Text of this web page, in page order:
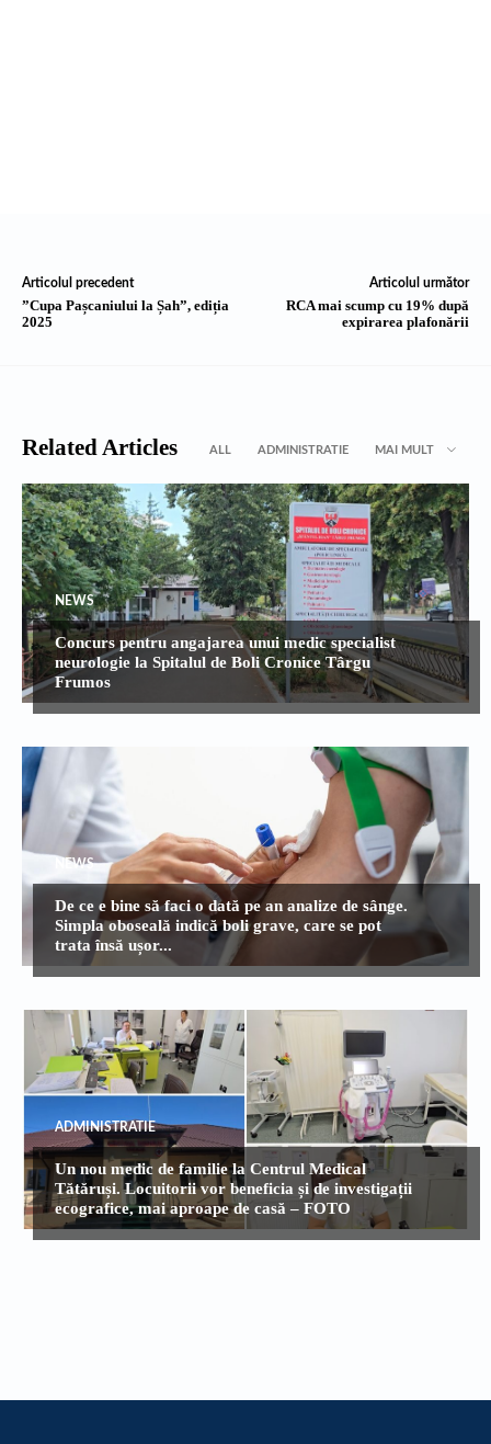
Articolul precedent
”Cupa Pașcaniului la Șah”, ediția
2025
Articolul următor
RCA mai scump cu 19% după
expirarea plafonării
Related Articles ALL ADMINISTRATIE MAI MULT
NEWS
Concurs pentru angajarea unui medic specialist
neurologie la Spitalul de Boli Cronice Târgu
Frumos
NEWS
De ce e bine să faci o dată pe an analize de sânge.
Simpla oboseală indică boli grave, care se pot
trata însă ușor...
ADMINISTRATIE
Un nou medic de familie la Centrul Medical
Tătăruși. Locuitorii vor beneficia și de investigații
ecografice, mai aproape de casă – FOTO